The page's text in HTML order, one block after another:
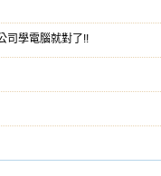
司學電腦就對了!!